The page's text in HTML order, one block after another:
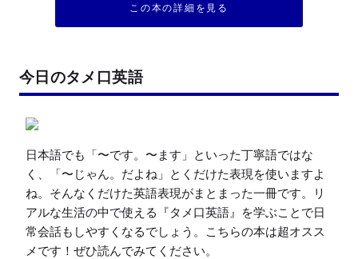
この本の詳細を見る
今日のタメ口英語
日本語でも「〜です。〜ます」といった丁寧語ではな
く、「〜じゃん。だよね」とくだけた表現を使いますよ
ね。そんなくだけた英語表現がまとまった一冊です。リ
アルな生活の中で使える『タメ口英語』を学ぶことで日
常会話もしやすくなるでしょう。こちらの本は超オスス
メです！ぜひ読んでみてください。